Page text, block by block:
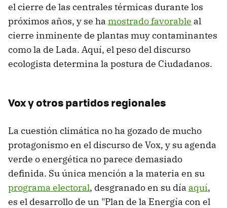
el cierre de las centrales térmicas durante los
próximos años, y se ha mostrado favorable al
cierre inminente de plantas muy contaminantes
como la de Lada. Aquí, el peso del discurso
ecologista determina la postura de Ciudadanos.
Vox y otros partidos regionales
La cuestión climática no ha gozado de mucho
protagonismo en el discurso de Vox, y su agenda
verde o energética no parece demasiado
definida. Su única mención a la materia en su
programa electoral, desgranado en su día aquí,
es el desarrollo de un "Plan de la Energía con el